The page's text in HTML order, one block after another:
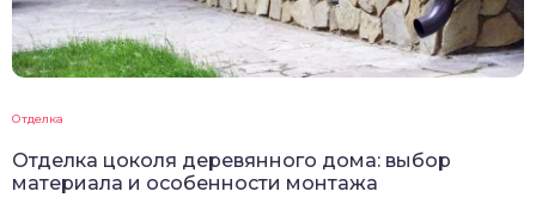
Отделка
Отделка цоколя деревянного дома: выбор
материала и особенности монтажа